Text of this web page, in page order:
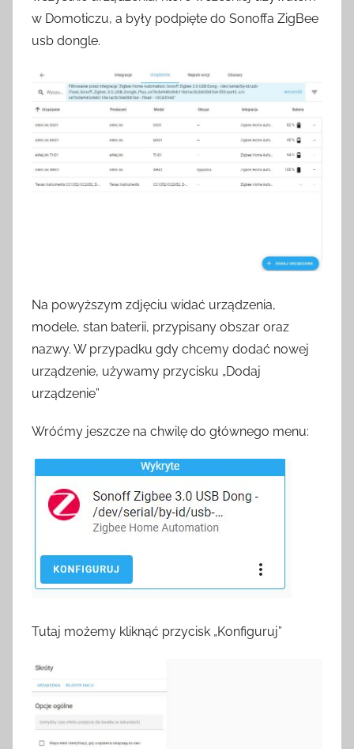
w Domoticzu, a były podpięte do Sonoffa ZigBee
usb dongle.
Na powyższym zdjęciu widać urządzenia,
modele, stan baterii, przypisany obszar oraz
nazwy. W przypadku gdy chcemy dodać nowej
urządzenie, używamy przycisku „Dodaj
urządzenie”
Wróćmy jeszcze na chwilę do głównego menu:
Tutaj możemy kliknąć przycisk „Konfiguruj”